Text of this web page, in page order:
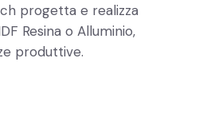
progetta e realizza
Resina o Alluminio,
produttive.